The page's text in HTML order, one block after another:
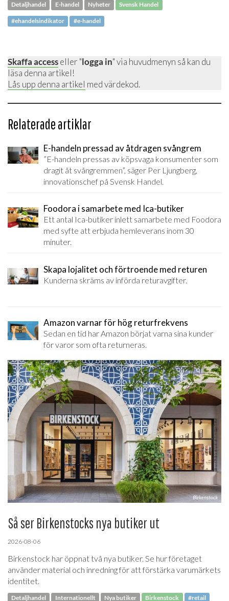
Detaljhandel E-handel Nyheter Svensk Handel
#ehandelsindikator #e-handel
Skaffa accesseller "logga in" via huvudmenyn så kan du
läsa denna artikel!
Lås upp denna artikel med värdekod.
Relaterade artiklar
E-handeln pressad av åtdragen svångrem
”E-handeln pressas av köpsvaga konsumenter som
dragit åt svångremmen”, säger Per Ljungberg,
innovationschef på Svensk Handel.
Foodora i samarbete med Ica-butiker
Ett antal Ica-butiker inlett samarbete med Foodora
med syfte att erbjuda hemleverans inom 30
minuter.
Skapa lojalitet och förtroende med returen
Kunderna skräms av införda returavgifter.
Amazon varnar för hög returfrekvens
Sedan en tid har Amazon börjat varna sina kunder
för varor som ofta returneras.
Så ser Birkenstocks nya butiker ut
2026-08-06
Birkenstock har öppnat två nya butiker. Se hur företaget
använder material och inredning för att förstärka varumärkets
identitet.
Detaljhandel Internationellt Nya butiker Birkenstock #retail